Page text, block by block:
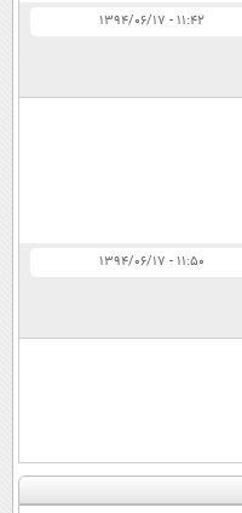
۱۱:۴۲ - ۱۳۹۴/۰۶/۱۷
۱۱:۵۰ - ۱۳۹۴/۰۶/۱۷